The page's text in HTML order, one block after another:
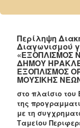
2025
2023
2022
2021
2019
2018
Περίληψη
Διαγωνισμού
«ΕΞΟΠΛΙΣΜΟΣ
ΔΗΜΟΥ
ΕΞΟΠΛΙΣΜΟΣ
ΜΟΥΣΙΚΗΣ
στο πλαίσιο του
της
με τη
Ταμείου